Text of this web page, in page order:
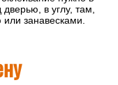
в углу, там,
или занавесками.